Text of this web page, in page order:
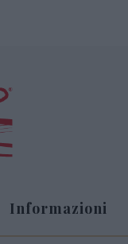
Informazioni